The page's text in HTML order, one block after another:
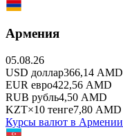
Армения
05.08.26
USD доллар366,14 AMD
EUR евро422,56 AMD
RUB рубль4,50 AMD
KZT×10 тенге7,80 AMD
Курсы валют в Армении